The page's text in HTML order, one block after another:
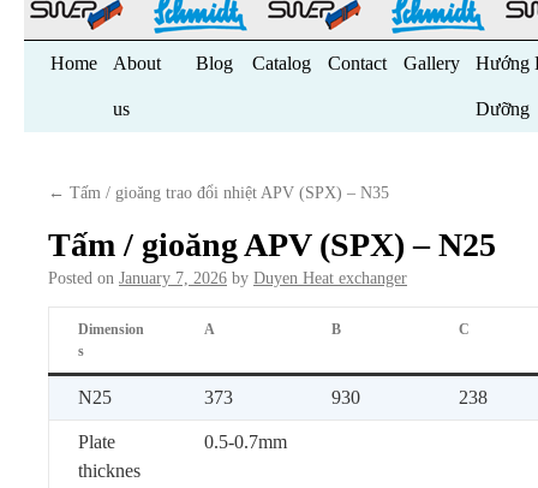
Skip
Home About
us
Blog Catalog Contact Gallery Hướng
Dưỡng
← Tấm / gioăng trao đổi nhiệt APV (SPX) – N35
Tấm / gioăng APV (SPX) – N25
Posted on January 7, 2026 by Duyen Heat exchanger
Dimension
s
A B C
N25 373 930 238
Plate
thicknes
0.5-0.7mm